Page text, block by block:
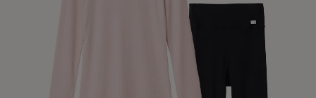
サリー
メディ
カル
ピロー
サリー
メディ
カル
ピロー